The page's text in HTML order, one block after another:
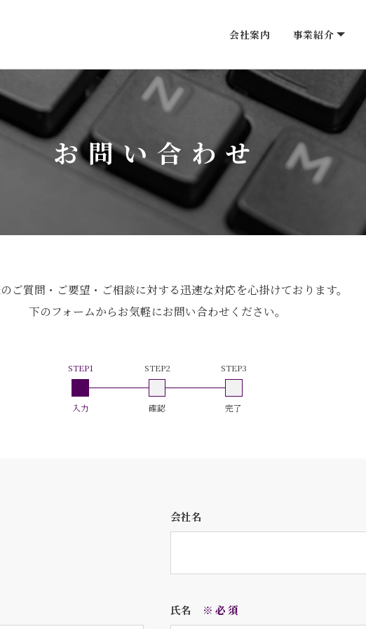
会社案内 事業紹介
お問い合わせ
ご質問・ご要望・ご相談に対する迅速な対応を心掛けております。
下のフォームからお気軽にお問い合わせください。
STEP1
入力
STEP2
確認
STEP3
完了
会社名
氏名 ※必須